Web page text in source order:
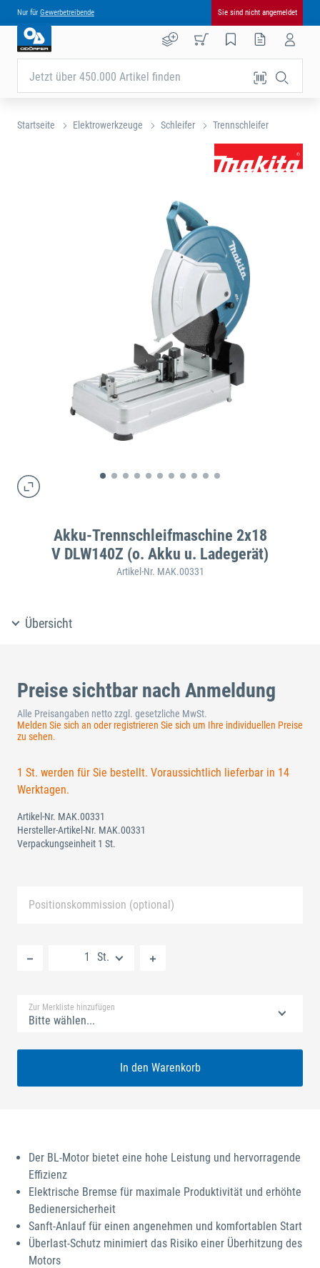
Nur für Gewerbetreibende Sie sind nicht angemeldet
Jetzt über 450.000 Artikel finden
Startseite Elektrowerkzeuge Schleifer Trennschleifer
Akku-Trennschleifmaschine 2x18
V DLW140Z (o. Akku u. Ladegerät)
Artikel-Nr. MAK.00331
Übersicht
Preise sichtbar nach Anmeldung
Alle Preisangaben netto zzgl. gesetzliche MwSt.
Melden Sie sich an oder registrieren Sie sich um Ihre individuellen Preise
zu sehen.
1 St. werden für Sie bestellt. Voraussichtlich lieferbar in 14
Werktagen.
Artikel-Nr. MAK.00331
Hersteller-Artikel-Nr. MAK.00331
Verpackungseinheit 1 St.
Positionskommission (optional)
St.
Zur Merkliste hinzufügen
Bitte wählen...
In den Warenkorb
Der BL-Motor bietet eine hohe Leistung und hervorragende
Effizienz
Elektrische Bremse für maximale Produktivität und erhöhte
Bedienersicherheit
Sanft-Anlauf für einen angenehmen und komfortablen Start
Überlast-Schutz minimiert das Risiko einer Überhitzung des
Motors